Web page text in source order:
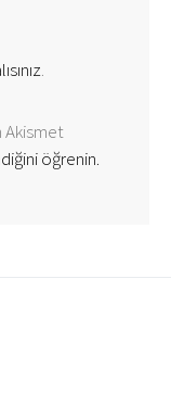
.
Akismet
öğrenin.